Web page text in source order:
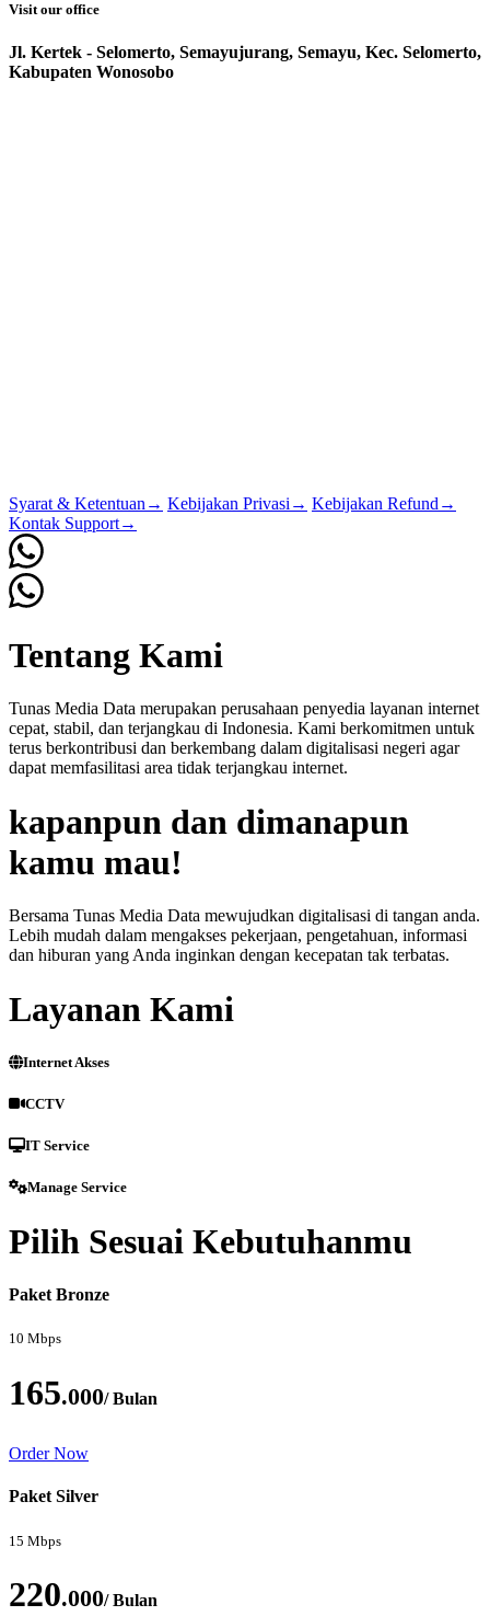
Visit our office
Jl. Kertek - Selomerto, Semayujurang, Semayu, Kec. Selomerto,
Kabupaten Wonosobo
Syarat & Ketentuan → Kebijakan Privasi → Kebijakan Refund →
Kontak Support→
Tentang Kami
Tunas Media Data merupakan perusahaan penyedia layanan internet
cepat, stabil, dan terjangkau di Indonesia. Kami berkomitmen untuk
terus berkontribusi dan berkembang dalam digitalisasi negeri agar
dapat memfasilitasi area tidak terjangkau internet.
kapanpun dan dimanapun
kamu mau!
Bersama Tunas Media Data mewujudkan digitalisasi di tangan anda.
Lebih mudah dalam mengakses pekerjaan, pengetahuan, informasi
dan hiburan yang Anda inginkan dengan kecepatan tak terbatas.
Layanan Kami
Internet Akses
CCTV
IT Service
Manage Service
Pilih Sesuai Kebutuhanmu
Paket Bronze
10 Mbps
165.000/ Bulan
Order Now
Paket Silver
15 Mbps
220.000/ Bulan